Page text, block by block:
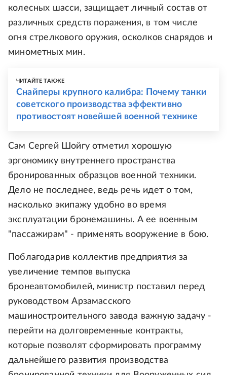
колесных шасси, защищает личный состав от
различных средств поражения, в том числе
огня стрелкового оружия, осколков снарядов и
минометных мин.
ЧИТАЙТЕ ТАКЖЕ
Снайперы крупного калибра: Почему танки
советского производства эффективно
противостоят новейшей военной технике
Сам Сергей Шойгу отметил хорошую
эргономику внутреннего пространства
бронированных образцов военной техники.
Дело не последнее, ведь речь идет о том,
насколько экипажу удобно во время
эксплуатации бронемашины. А ее военным
"пассажирам" - применять вооружение в бою.
Поблагодарив коллектив предприятия за
увеличение темпов выпуска
бронеавтомобилей, министр поставил перед
руководством Арзамасского
машиностроительного завода важную задачу -
перейти на долговременные контракты,
которые позволят сформировать программу
дальнейшего развития производства